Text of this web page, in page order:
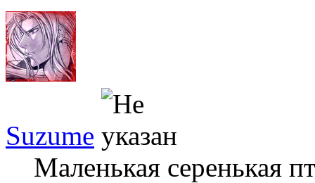
Suzume
Маленькая серенькая